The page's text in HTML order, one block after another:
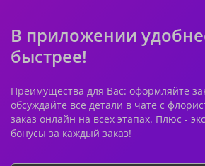
В приложении
быстрее!
Преимущества для Вас: оформляйте
обсуждайте все детали в чате с
заказ онлайн на всех этапах. Плюс -
бонусы за каждый заказ!